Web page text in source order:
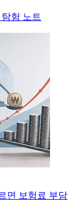
탐험 노트
면 보험료 부담